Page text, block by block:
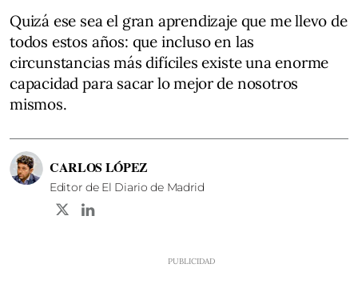
Quizá ese sea el gran aprendizaje que me llevo de
todos estos años: que incluso en las
circunstancias más difíciles existe una enorme
capacidad para sacar lo mejor de nosotros
mismos.
CARLOS LÓPEZ
Editor de El Diario de Madrid